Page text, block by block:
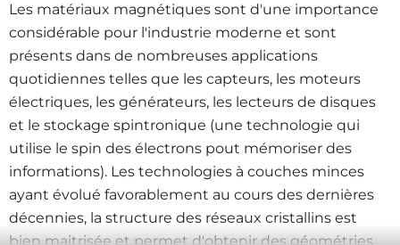
Les matériaux magnétiques sont d'une importance
considérable pour l'industrie moderne et sont
présents dans de nombreuses applications
quotidiennes telles que les capteurs, les moteurs
électriques, les générateurs, les lecteurs de disques
et le stockage spintronique (une technologie qui
utilise le spin des électrons pout mémoriser des
informations). Les technologies à couches minces
ayant évolué favorablement au cours des dernières
décennies, la structure des réseaux cristallins est
bien maitrisée et permet d'obtenir des géométries